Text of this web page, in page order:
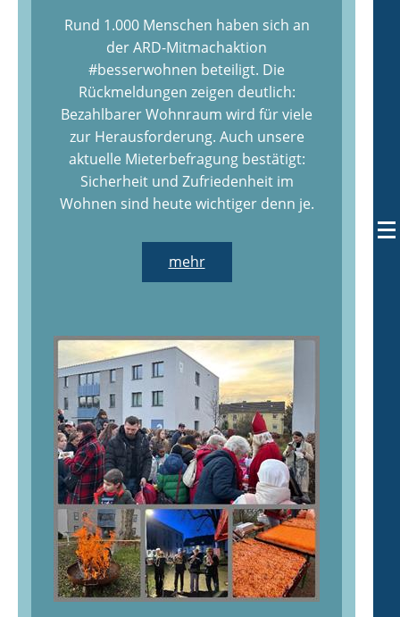
Rund 1.000 Menschen haben sich an
der ARD-Mitmachaktion
#besserwohnen beteiligt. Die
Rückmeldungen zeigen deutlich:
Bezahlbarer Wohnraum wird für viele
zur Herausforderung. Auch unsere
aktuelle Mieterbefragung bestätigt:
Sicherheit und Zufriedenheit im
Wohnen sind heute wichtiger denn je.
mehr